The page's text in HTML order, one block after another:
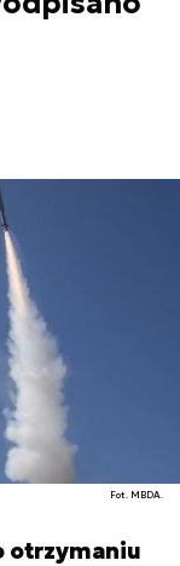
Fot. MBDA.
otrzymaniu